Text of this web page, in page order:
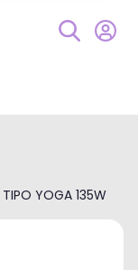
TIPO YOGA 135W